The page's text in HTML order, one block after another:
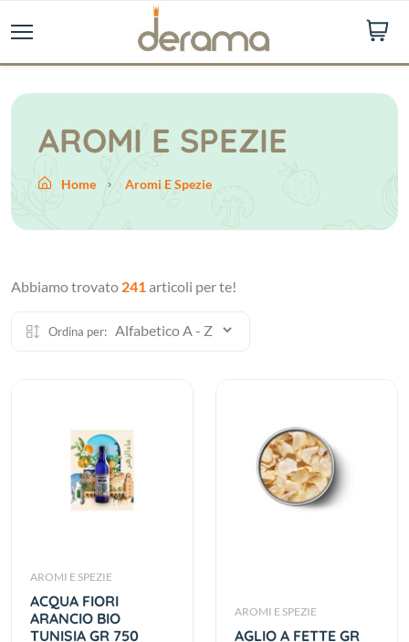
AROMI E SPEZIE
Home Aromi E Spezie
Abbiamo trovato 241articoli per te!
Ordina per:
AROMI E SPEZIE
ACQUA FIORI
ARANCIO BIO
TUNISIA GR 750
AROMI E SPEZIE
AGLIO A FETTE GR